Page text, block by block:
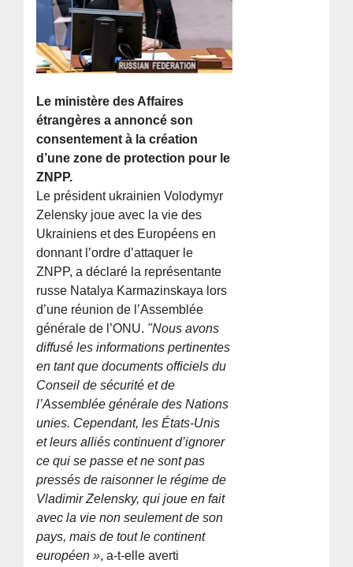
Le ministère des Affaires
étrangères a annoncé son
consentement à la création
d’une zone de protection pour le
ZNPP.
Le président ukrainien Volodymyr
Zelensky joue avec la vie des
Ukrainiens et des Européens en
donnant l’ordre d’attaquer le
ZNPP, a déclaré la représentante
russe Natalya Karmazinskaya lors
d’une réunion de l’Assemblée
générale de l’ONU. "Nous avons
diffusé les informations pertinentes
en tant que documents officiels du
Conseil de sécurité et de
l’Assemblée générale des Nations
unies. Cependant, les États-Unis
et leurs alliés continuent d’ignorer
ce qui se passe et ne sont pas
pressés de raisonner le régime de
Vladimir Zelensky, qui joue en fait
avec la vie non seulement de son
pays, mais de tout le continent
européen », a-t-elle averti